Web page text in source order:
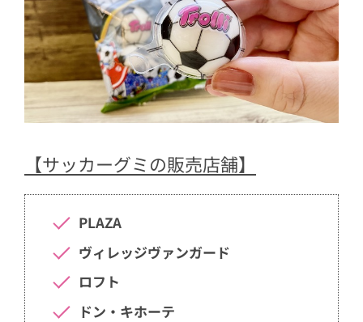
【サッカーグミの販売店舗】
PLAZA
ヴィレッジヴァンガード
ロフト
ドン・キホーテ